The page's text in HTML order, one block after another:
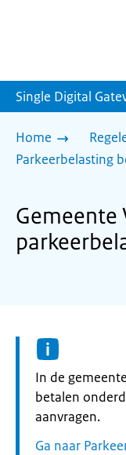
Single Digital
Home
Parkeerbelasting
Gemeente
Informatie:
In de
betalen
aanvragen.
Ga naar